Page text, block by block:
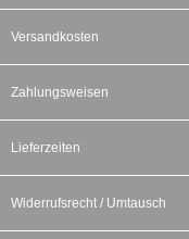
Versandkosten
Zahlungsweisen
Lieferzeiten
Widerrufsrecht / Umtausch